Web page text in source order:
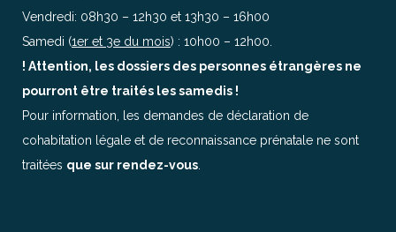
Vendredi: 08h30 – 12h30 et 13h30 – 16h00
Samedi (1er et 3e du mois) : 10h00 – 12h00.
! Attention, les dossiers des personnes étrangères ne
pourront être traités les samedis !
Pour information, les demandes de déclaration de
cohabitation légale et de reconnaissance prénatale ne sont
traitées que sur rendez-vous